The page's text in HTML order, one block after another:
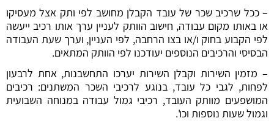
– ככל שרכיב שכר של עובד הקבלן מחושב לפי ותק אצל מעסיקו
או באותו מקום עבודה, חישוב הוותק לעניין ערך אותו רכיב ייעשה
לפי הקבוע בחוק ו/או בצו הרחבה, לפי העניין, וערך שעת העבודה
הבסיסי והרכיבים הנוספים יעודכנו לפי הוותק המתאים.
– מזמין השירות וקבלן השירות יערכו התחשבנות, אחת לרבעון
לפחות, לגבי כל עובד, בנוגע לרכיבי השכר המשתנים: רכיבים
המושפעים מוותק העובד, רכיבי גמול עבודה במנוחה השבועית
וגמול שעות נוספות וכו'.